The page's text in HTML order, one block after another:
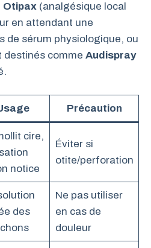
Otipax (analgésique local
en attendant une
de sérum physiologique, ou
destinés comme Audispray
Précaution
cire,
notice
Éviter si
otite/perforation
des
Ne pas utiliser
en cas de
douleur